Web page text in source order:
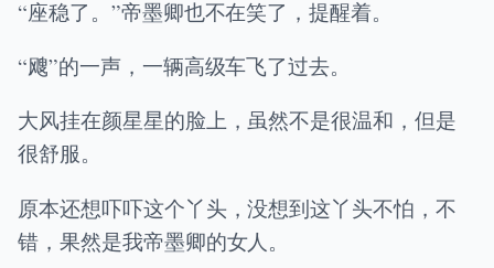
“座稳了。”帝墨卿也不在笑了，提醒着。
“飕”的一声，一辆高级车飞了过去。
大风挂在颜星星的脸上，虽然不是很温和，但是
很舒服。
原本还想吓吓这个丫头，没想到这丫头不怕，不
错，果然是我帝墨卿的女人。